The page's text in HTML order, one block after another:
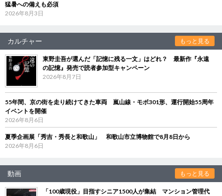
猛暑への備えも必須
2026年8月3日
カルチャー もっと見る
東野圭吾が選んだ「記憶に残る一文」はどれ？ 最新作『永遠
の記憶』発売で読者参加型キャンペーン
2026年8月7日
55年間、京の街を走り続けてきた車両 嵐山線・モボ301形、運行開始55周年
イベントを開催
2026年8月6日
夏季企画展「秀吉・秀長と和歌山」 和歌山市立博物館で8月8日から
2026年8月6日
動画 もっと見る
「100歳現役」目指すシニア1500人が集結 マンション管理代